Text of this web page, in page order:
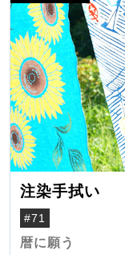
注染手拭い
#71
暦に願う